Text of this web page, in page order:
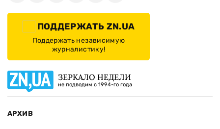
ПОДДЕРЖАТЬ ZN.UA
Поддержать независимую
журналистику!
ЗЕРКАЛО НЕДЕЛИ
не подводим с 1994-го года
АРХИВ